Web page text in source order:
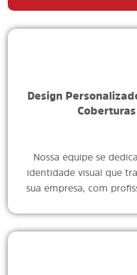
Design
Nossa equipe se
identidade visual que
sua empresa, com